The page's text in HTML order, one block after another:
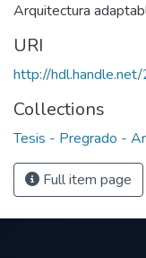
Arquitectura
URI
http://
Collections
Tesis - Pregrado -
Full item page